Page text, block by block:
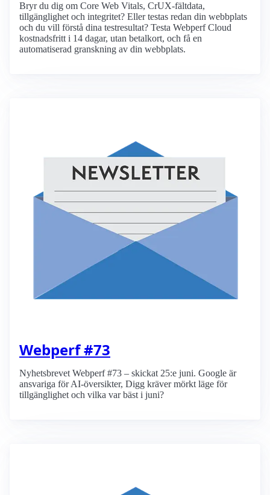
Bryr du dig om Core Web Vitals, CrUX-fältdata,
tillgänglighet och integritet? Eller testas redan din webbplats
och du vill förstå dina testresultat? Testa Webperf Cloud
kostnadsfritt i 14 dagar, utan betalkort, och få en
automatiserad granskning av din webbplats.
Webperf #73
Nyhetsbrevet Webperf #73 – skickat 25:e juni. Google är
ansvariga för AI-översikter, Digg kräver mörkt läge för
tillgänglighet och vilka var bäst i juni?